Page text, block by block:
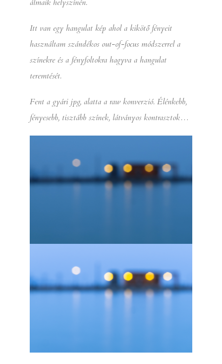
álmaik helyszínén.
Itt van egy hangulat kép ahol a kikötő fényeit
használtam szándékos out-of-focus módszerrel a
színekre és a fényfoltokra hagyva a hangulat
teremtését.
Fent a gyári jpg, alatta a raw konverzió. Élénkebb,
fényesebb, tisztább színek, látványos kontrasztok…